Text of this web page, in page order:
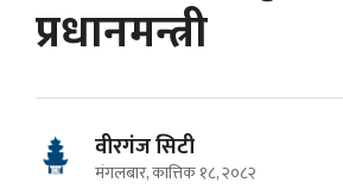
प्रधानमन्त्री
वीरगंज सिटी
मंगलबार, कात्तिक १८, २०८२